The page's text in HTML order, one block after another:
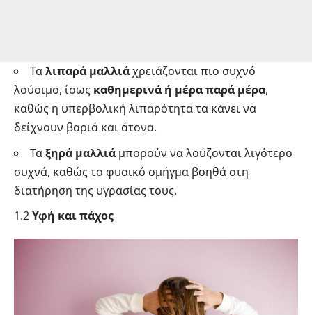
Ταλιπαρά μαλλιάχρειάζονται πιο συχνό
λούσιμο, ίσως καθημερινά ή μέρα παρά μέρα,
καθώς η υπερβολική λιπαρότητα τα κάνει να
δείχνουν βαριά και άτονα.
Ταξηρά μαλλιά μπορούν να λούζονται λιγότερο
συχνά, καθώς το φυσικό σμήγμα βοηθά στη
διατήρηση της υγρασίας τους.
1.2Υφή και πάχος